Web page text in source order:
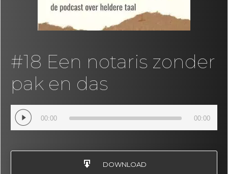
#18 Een notaris zonder
pak en das
Audio
Player
00:00 00:00
DOWNLOAD